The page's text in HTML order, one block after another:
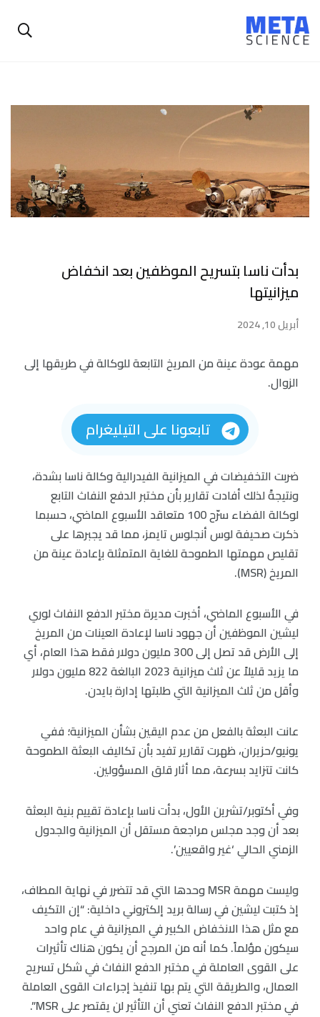
بدأت ناسا بتسريح الموظفين بعد انخفاض
ميزانيتها
أبريل 10, 2024
مهمة عودة عينة من المريخ التابعة للوكالة في طريقها إلى
الزوال.
تابعونا على التيليغرام
ضربت التخفيضات في الميزانية الفيدرالية وكالة ناسا بشدة،
ونتيجةً لذلك أفادت تقارير بأن مختبر الدفع النفاث التابع
لوكالة الفضاء سرّح 100 متعاقد الأسبوع الماضي، حسبما
ذكرت صحيفة لوس أنجلوس تايمز، مما قد يجبرها على
تقليص مهمتها الطموحة للغاية المتمثلة بإعادة عينة من
المريخ (MSR).
في الأسبوع الماضي، أخبرت مديرة مختبر الدفع النفاث لوري
ليشين الموظفين أن جهود ناسا لإعادة العينات من المريخ
إلى الأرض قد تصل إلى 300 مليون دولار فقط هذا العام، أي
ما يزيد قليلاً عن ثلث ميزانية 2023 البالغة 822 مليون دولار
وأقل من ثلث الميزانية التي طلبتها إدارة بايدن.
عانت البعثة بالفعل من عدم اليقين بشأن الميزانية؛ ففي
يونيو/حزيران، ظهرت تقارير تفيد بأن تكاليف البعثة الطموحة
كانت تتزايد بسرعة، مما أثار قلق المسؤولين.
وفي أكتوبر/تشرين الأول، بدأت ناسا بإعادة تقييم بنية البعثة
بعد أن وجد مجلس مراجعة مستقل أن الميزانية والجدول
الزمني الحالي ‘غير واقعيين’.
وليست مهمة MSR وحدها التي قد تتضرر في نهاية المطاف،
إذ كتبت ليشين في رسالة بريد إلكتروني داخلية: “إن التكيف
مع مثل هذا الانخفاض الكبير في الميزانية في عام واحد
سيكون مؤلماً. كما أنه من المرجح أن يكون هناك تأثيرات
على القوى العاملة في مختبر الدفع النفاث في شكل تسريح
العمال، والطريقة التي يتم بها تنفيذ إجراءات القوى العاملة
في مختبر الدفع النفاث تعني أن التأثير لن يقتصر على MSR”.